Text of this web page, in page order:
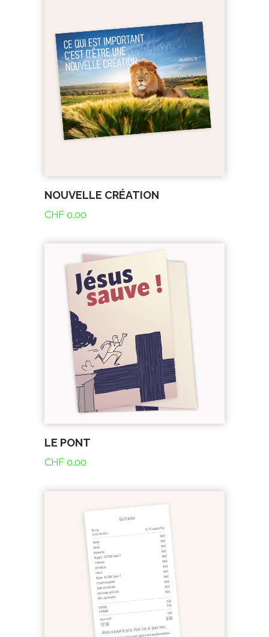
NOUVELLE CRÉATION
CHF 0.00
LE PONT
CHF 0.00